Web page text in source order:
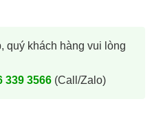
quý khách hàng vui lòng
339 3566(Call/Zalo)